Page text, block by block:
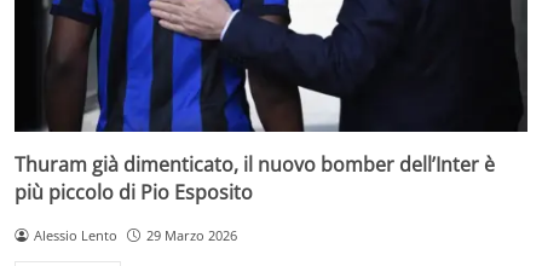
Thuram già dimenticato, il nuovo bomber dell’Inter è
più piccolo di Pio Esposito
Alessio Lento 29 Marzo 2026